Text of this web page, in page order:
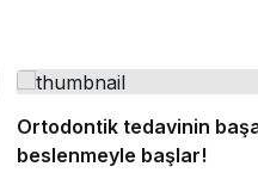
Ortodontik tedavinin
beslenmeyle başlar!